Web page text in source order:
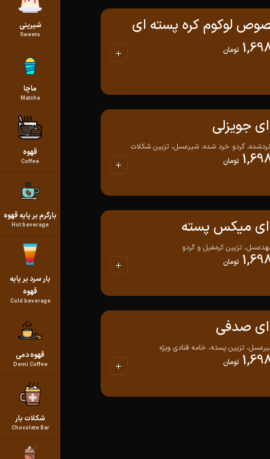
شیرینی
Sweets
ماچا
Matcha
قهوه
Coffee
بارگرم بر پایه قهوه
Hot beverage
بار سرد بر پایه
قهوه
Cold beverage
قهوه دمی
Demi Coffee
شکلات بار
Chocolate Bar
لوکوم کره پسته ای
تومان
ای جویزلی
گردو خرد شده، شیرعسل، تزیین شکلات
تومان
ای میکس پسته
تزیین کرمفیل و گردو
تومان
ای صدفی
تزیین پسته، خامه قنادی ویژه
تومان